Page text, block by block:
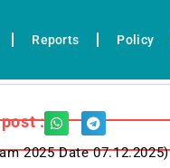
Reports Policy
:
2025 Date 07.12.2025)